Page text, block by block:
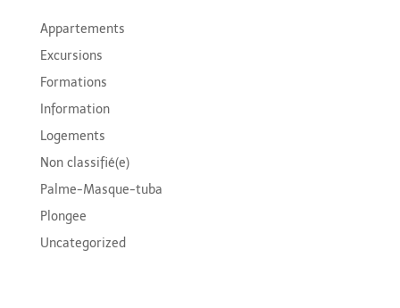
Appartements
Excursions
Formations
Information
Logements
Non classifié(e)
Palme-Masque-tuba
Plongee
Uncategorized